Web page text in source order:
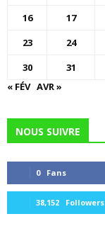
16
17
23
24
30
31
« FÉV AVR »
NOUS SUIVRE
0 Fans
38,152 Followers